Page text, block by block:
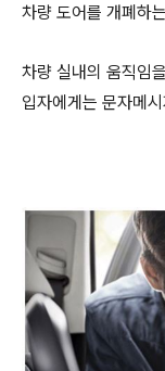
차량 도어를 개폐하
차량 실내의 움직임
입자에게는 문자메